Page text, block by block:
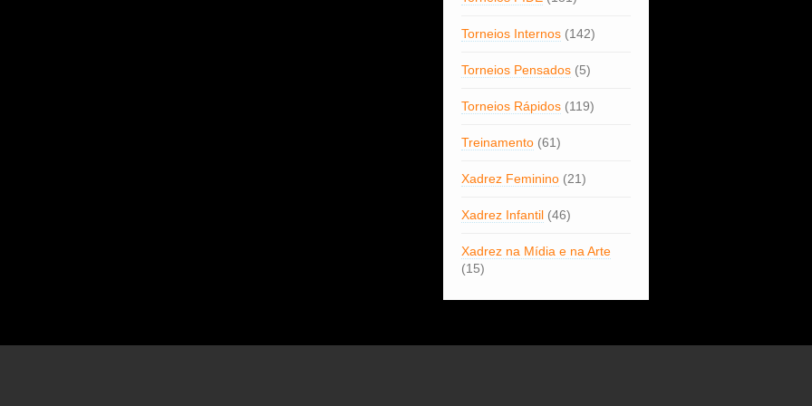
Torneios Internos(142)
Torneios Pensados(5)
Torneios Rápidos(119)
Treinamento(61)
Xadrez Feminino(21)
Xadrez Infantil(46)
Xadrez na Mídia e na Arte
(15)